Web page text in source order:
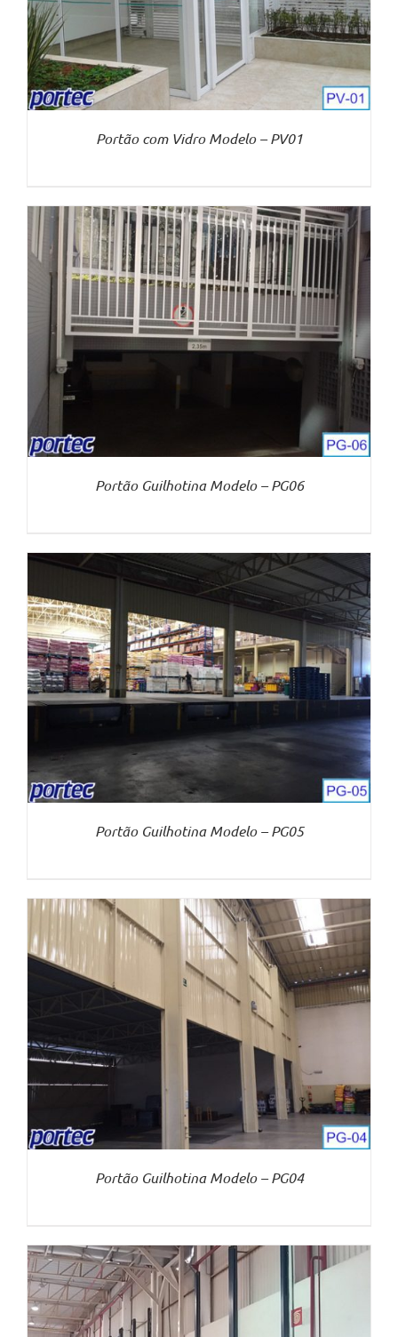
Portão com Vidro Modelo – PV01
Portão Guilhotina Modelo – PG06
Portão Guilhotina Modelo – PG05
Portão Guilhotina Modelo – PG04